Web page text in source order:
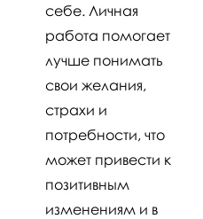
себе. Личная
работа помогает
лучше понимать
свои желания,
страхи и
потребности, что
может привести к
позитивным
изменениям и в